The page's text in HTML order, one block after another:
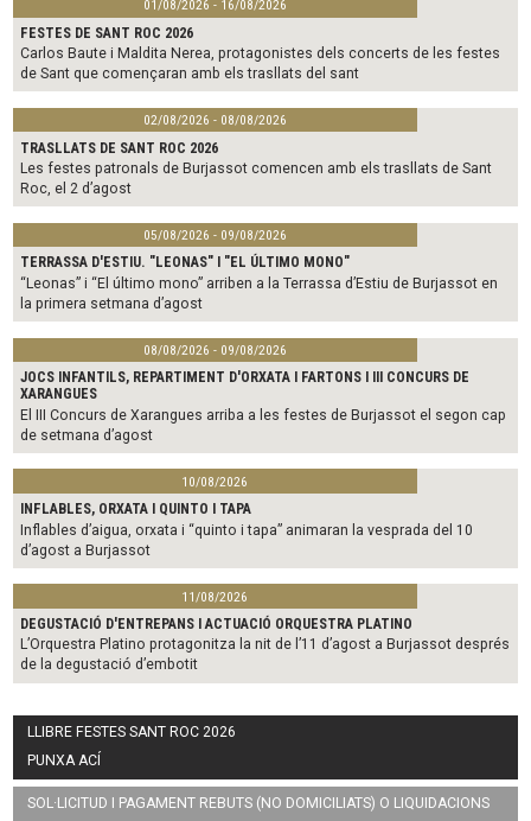
01/08/2026 - 16/08/2026
FESTES DE SANT ROC 2026
Carlos Baute i Maldita Nerea, protagonistes dels concerts de les festes
de Sant que començaran amb els trasllats del sant
02/08/2026 - 08/08/2026
TRASLLATS DE SANT ROC 2026
Les festes patronals de Burjassot comencen amb els trasllats de Sant
Roc, el 2 d’agost
05/08/2026 - 09/08/2026
TERRASSA D'ESTIU. "LEONAS" I "EL ÚLTIMO MONO"
“Leonas” i “El último mono” arriben a la Terrassa d’Estiu de Burjassot en
la primera setmana d’agost
08/08/2026 - 09/08/2026
JOCS INFANTILS, REPARTIMENT D'ORXATA I FARTONS I III CONCURS DE
XARANGUES
El III Concurs de Xarangues arriba a les festes de Burjassot el segon cap
de setmana d’agost
10/08/2026
INFLABLES, ORXATA I QUINTO I TAPA
Inflables d’aigua, orxata i “quinto i tapa” animaran la vesprada del 10
d’agost a Burjassot
11/08/2026
DEGUSTACIÓ D'ENTREPANS I ACTUACIÓ ORQUESTRA PLATINO
L’Orquestra Platino protagonitza la nit de l’11 d’agost a Burjassot després
de la degustació d’embotit
LLIBRE FESTES SANT ROC 2026
PUNXA ACÍ
SOL·LICITUD I PAGAMENT REBUTS (NO DOMICILIATS) O LIQUIDACIONS